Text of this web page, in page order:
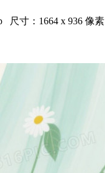
尺寸：1664 x 936 像素